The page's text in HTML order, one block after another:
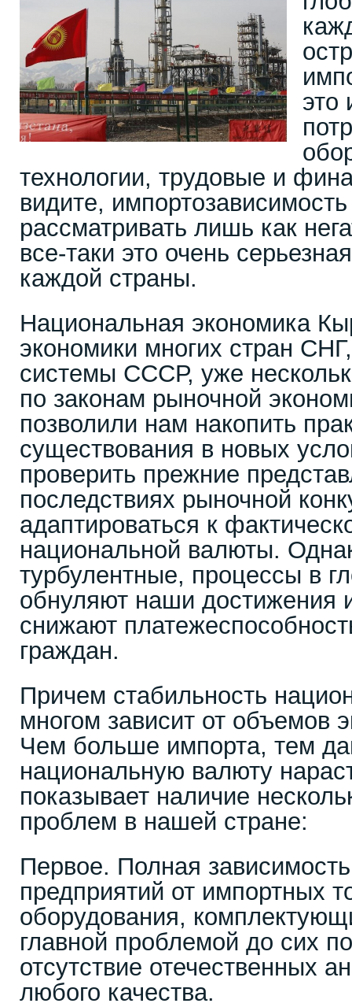
это
технологии, трудовые и
видите,
рассматривать лишь как
все-таки это очень
каждой страны.
Национальная экономика
экономики многих стран
системы СССР, уже
по законам рыночной
позволили нам накопить
существования в новых
проверить прежние
последствиях рыночной
адаптироваться к
национальной валюты.
турбулентные, процессы в
обнуляют наши достижения
снижают
граждан.
Причем стабильность
многом зависит от объемов
Чем больше импорта, тем
национальную валюту
показывает наличие
проблем в нашей стране:
Первое. Полная
предприятий от импортных
оборудования,
главной проблемой до сих
отсутствие отечественных
любого качества.